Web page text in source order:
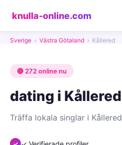
knulla-online.com
Sverige › Västra Götaland › Kållered
🔴 272 online nu
dating i Kållered
Träffa lokala singlar i Kållered